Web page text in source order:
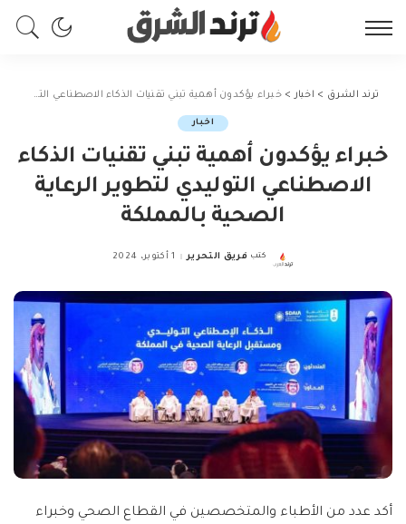
ترند الشرق > اخبار >خبراء يؤكدون أهمية تبني تقنيات الذكاء الاصطناعي التوليدي لتطوير الرعاية الصحية بالمملكة
اخبار
خبراء يؤكدون أهمية تبني تقنيات الذكاء
الاصطناعي التوليدي لتطوير الرعاية
الصحية بالمملكة
Posted
كتب فريق التحرير 1 أكتوبر، 2024
أكد عدد من الأطباء والمتخصصين في القطاع الصحي وخبراء